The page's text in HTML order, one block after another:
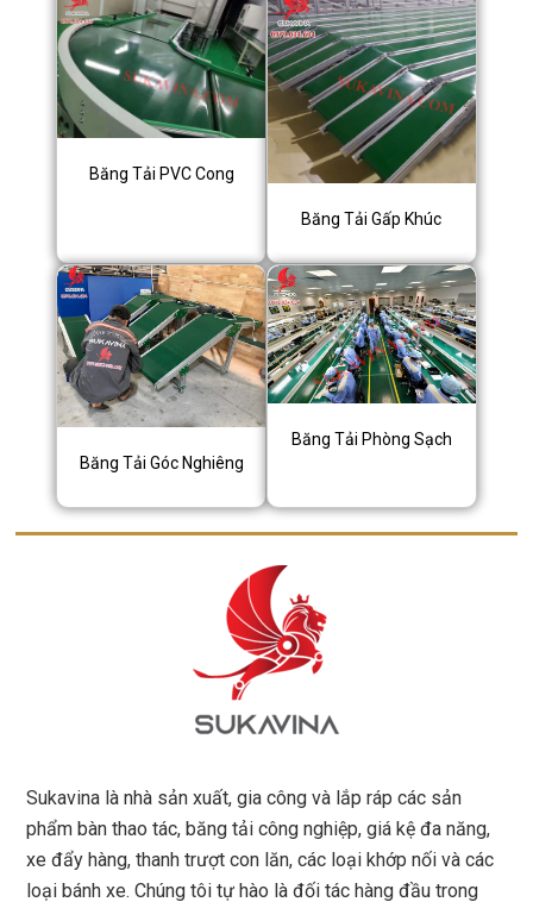
Băng Tải PVC Cong
Băng Tải Gấp Khúc
Băng Tải Góc Nghiêng
Băng Tải Phòng Sạch
Sukavina là nhà sản xuất, gia công và lắp ráp các sản
phẩm bàn thao tác, băng tải công nghiệp, giá kệ đa năng,
xe đẩy hàng, thanh trượt con lăn, các loại khớp nối và các
loại bánh xe. Chúng tôi tự hào là đối tác hàng đầu trong